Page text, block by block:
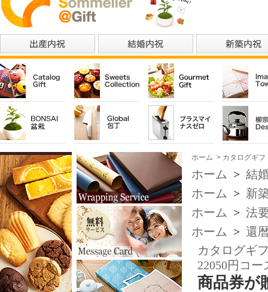
ホーム > カタログギフ
ホーム > 結
ホーム > 新
ホーム > 法
ホーム > 還
カタログ
22050円コー
商品券が